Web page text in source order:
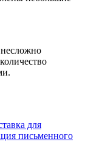
для
письменного